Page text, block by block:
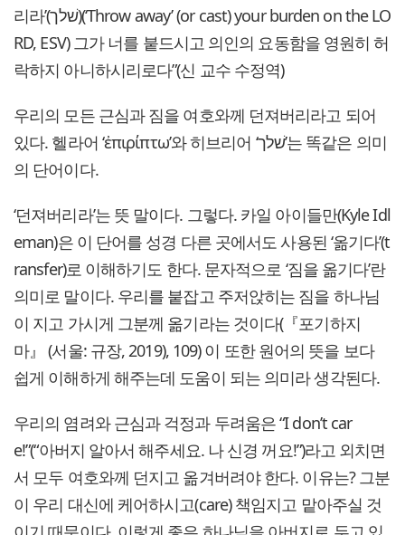
리라’(שׁלך)(‘Throw away’ (or cast) your burden on the LO
RD, ESV) 그가 너를 붙드시고 의인의 요동함을 영원히 허
락하지 아니하시리로다”(신 교수 수정역)
우리의 모든 근심과 짐을 여호와께 던져버리라고 되어
있다. 헬라어 ‘ἐπιρίπτω’와 히브리어 ‘שׁלך’는 똑같은 의미
의 단어이다.
‘던져버리라’는 뜻 말이다. 그렇다. 카일 아이들만(Kyle Idl
eman)은 이 단어를 성경 다른 곳에서도 사용된 ‘옮기다’(t
ransfer)로 이해하기도 한다. 문자적으로 ‘짐을 옮기다’란
의미로 말이다. 우리를 붙잡고 주저앉히는 짐을 하나님
이 지고 가시게 그분께 옮기라는 것이다(『포기하지
마』 (서울: 규장, 2019), 109) 이 또한 원어의 뜻을 보다
쉽게 이해하게 해주는데 도움이 되는 의미라 생각된다.
우리의 염려와 근심과 걱정과 두려움은 “I don’t car
e!”(“아버지 알아서 해주세요. 나 신경 꺼요!”)라고 외치면
서 모두 여호와께 던지고 옮겨버려야 한다. 이유는? 그분
이 우리 대신에 케어하시고(care) 책임지고 맡아주실 것